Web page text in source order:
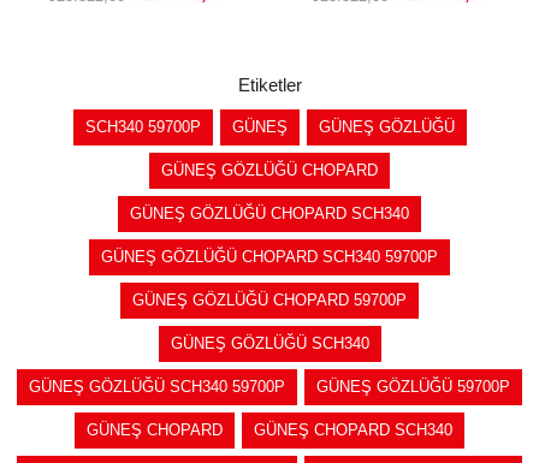
Etiketler
SCH340 59700P GÜNEŞ GÜNEŞ GÖZLÜĞÜ
GÜNEŞ GÖZLÜĞÜ CHOPARD
GÜNEŞ GÖZLÜĞÜ CHOPARD SCH340
GÜNEŞ GÖZLÜĞÜ CHOPARD SCH340 59700P
GÜNEŞ GÖZLÜĞÜ CHOPARD 59700P
GÜNEŞ GÖZLÜĞÜ SCH340
GÜNEŞ GÖZLÜĞÜ SCH340 59700P GÜNEŞ GÖZLÜĞÜ 59700P
GÜNEŞ CHOPARD GÜNEŞ CHOPARD SCH340